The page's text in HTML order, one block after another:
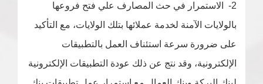
2- الاستمرار في حث المصارف علي فتح فروعها
بالولايات الآمنة لخدمة عملائها بتلك الولايات، مع التأكيد
على ضرورة سرعة استئناف العمل بالتطبيقات
الإلكترونية، وقد نتج عن ذلك عودة التطبيقات الإلكترونية